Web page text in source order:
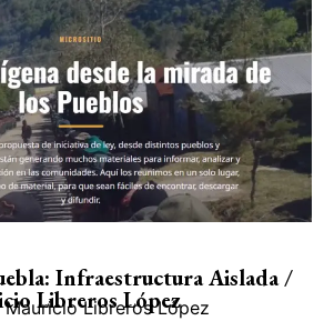
Infraestructura Aislada /
Libreros López
Mauricio Libreros López